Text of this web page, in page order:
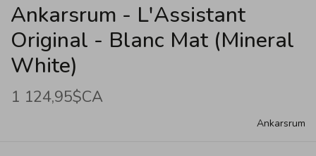
Ankarsrum - L'Assistant
Original - Blanc Mat (Mineral
White)
1 124,95$CA
Ankarsrum